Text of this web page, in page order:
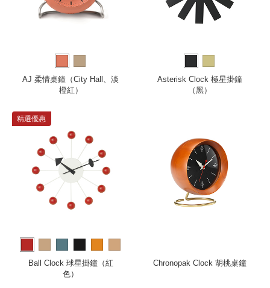
AJ 柔情桌鐘（City Hall、淡
橙紅）
Asterisk Clock 極星掛鐘
（黑）
精選優惠
more
Ball Clock 球星掛鐘（紅
色）
Chronopak Clock 胡桃桌鐘